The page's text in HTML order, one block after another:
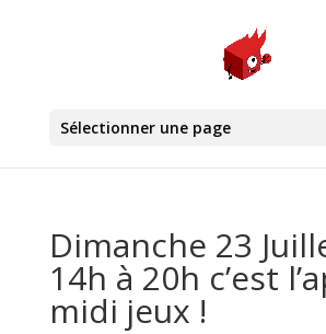
Sélectionner une page
Dimanche 23
14h à 20h c’est
midi jeux !